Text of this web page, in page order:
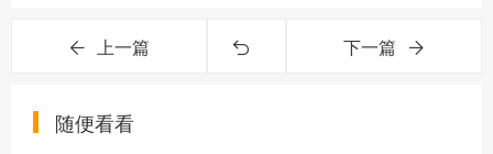
上一篇 下一篇
随便看看